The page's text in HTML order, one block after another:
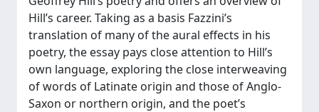
Hill’s career. Taking as a basis Fazzini’s
translation of many of the aural effects in his
poetry, the essay pays close attention to Hill’s
own language, exploring the close interweaving
of words of Latinate origin and those of Anglo-
Saxon or northern origin, and the poet’s